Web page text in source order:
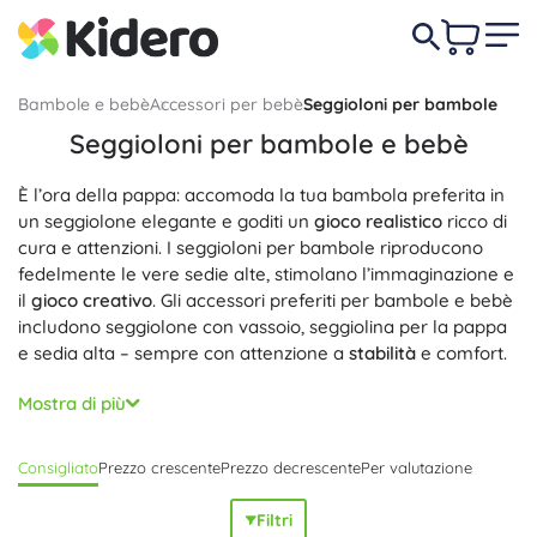
Bambole e bebèAccessori per bebèSeggioloni per bambole
Seggioloni per bambole e bebè
È l’ora della pappa: accomoda la tua bambola preferita in
un seggiolone elegante e goditi un gioco realistico ricco di
cura e attenzioni. I seggioloni per bambole riproducono
fedelmente le vere sedie alte, stimolano l’immaginazione e
il gioco creativo. Gli accessori preferiti per bambole e bebè
includono seggiolone con vassoio, seggiolina per la pappa
e sedia alta – sempre con attenzione a stabilità e comfort.
Puoi scegliere tra seggiolone per bambole in plastica,
seggiolone in legno o struttura metallica leggera. Molti
schienale regolabile o scomparti peraccessori per
. Le superfici sono facili da mantenere:
materiali resistentiestruttura stabile
Mostra di più
ConsigliatoPrezzo crescentePrezzo decrescentePer valutazione
Filtri